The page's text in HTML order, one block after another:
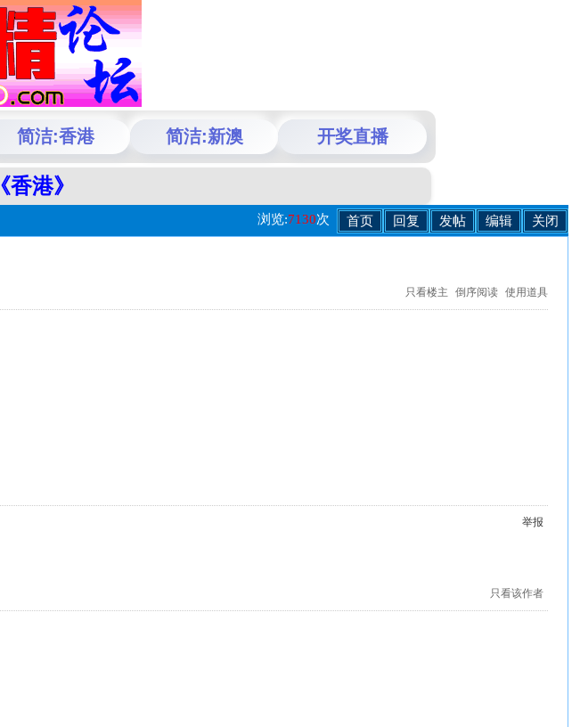
简洁:香港 简洁:新澳 开奖直播
《香港》
关闭
编辑
发帖
回复
首页
浏览:7130次
只看楼主 倒序阅读 使用道具
举报
只看该作者